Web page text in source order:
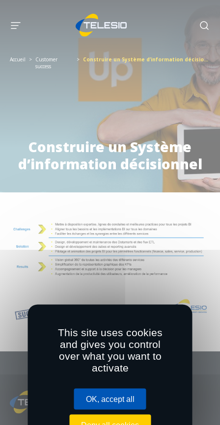
Accueil > Customer
success
> Construire un Système d’information décisionnel
Construire un Système
d’information décisionnel
This site uses cookies
and gives you control
over what you want to
activate
OK, accept all